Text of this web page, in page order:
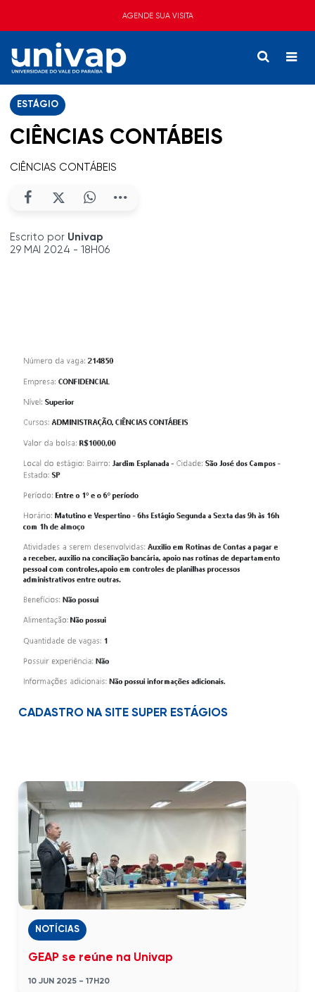
AGENDE SUA VISITA
ESTÁGIO
CIÊNCIAS CONTÁBEIS
CIÊNCIAS CONTÁBEIS
Escrito por Univap
29 MAI 2024 - 18H06
CADASTRO NA SITE SUPER ESTÁGIOS
NOTÍCIAS
GEAP se reúne na Univap
10 JUN 2025 - 17H20